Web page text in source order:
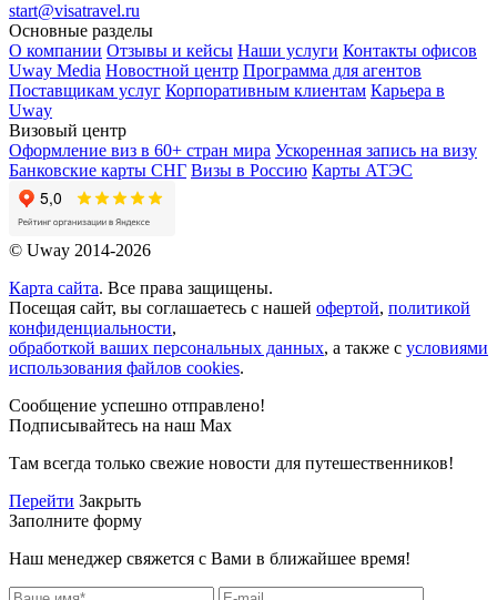
start@visatravel.ru
Основные разделы
О компании Отзывы и кейсы Наши услуги Контакты офисов
Uway Media Новостной центр Программа для агентов
Поставщикам услуг Корпоративным клиентам Карьера в
Uway
Визовый центр
Оформление виз в 60+ стран мира Ускоренная запись на визу
Банковские карты СНГ Визы в Россию Карты АТЭС
© Uway 2014-2026
Карта сайта. Все права защищены.
Посещая сайт, вы соглашаетесь с нашей офертой, политикой
конфиденциальности,
обработкой ваших персональных данных, а также с условиями
использования файлов cookies.
Сообщение успешно отправлено!
Подписывайтесь на наш Max
Там всегда только свежие новости для путешественников!
Перейти Закрыть
Заполните форму
Наш менеджер свяжется с Вами в ближайшее время!